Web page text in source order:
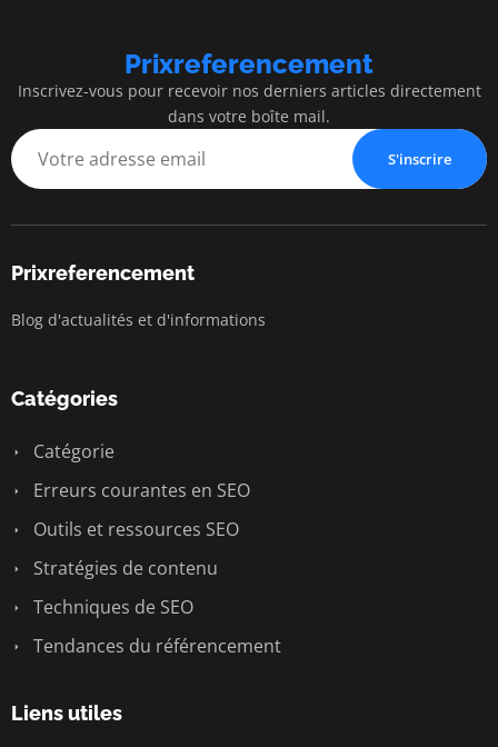
Prixreferencement
Inscrivez-vous pour recevoir nos derniers articles directement
dans votre boîte mail.
S'inscrire
Prixreferencement
Blog d'actualités et d'informations
Catégories
Catégorie
Erreurs courantes en SEO
Outils et ressources SEO
Stratégies de contenu
Techniques de SEO
Tendances du référencement
Liens utiles